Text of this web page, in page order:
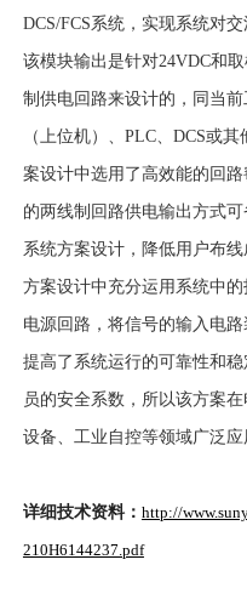
DCS/FCS系统，实现系统对
该模块输出是针对24VDC和
制供电回路来设计的，同当
（上位机）、PLC、DCS或
案设计中选用了高效能的回
的两线制回路供电输出方式
系统方案设计，降低用户布线
方案设计中充分运用系统中
电源回路，将信号的输入电
提高了系统运行的可靠性和
员的安全系数，所以该方案
设备、工业自控等领域广泛应
详细技术资料： http://
210H6144237.pdf